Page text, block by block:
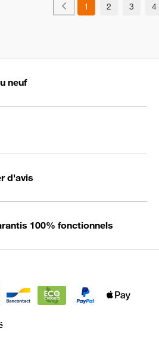
1 2 3 4
neuf
d'avis
100% fonctionnels